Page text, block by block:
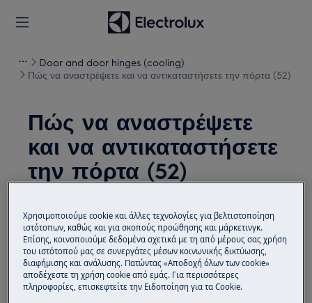
Door and door hinges (cooling)
Πώς να αναστρέψετε και να αντικαταστήσετε την πόρτα (52)
Πώς να αναστρέψετε
και να αντικαταστήσετε
την πόρτα (52)
Πριν από οποιαδήποτε λειτουργία συντήρησης,
απενεργοποιήστε τη συσκευή και αποσυνδέστε το
φις από τηνπρίζα.
Να είστε πάντα προσεκτικοί όταν μετακινείτε
Χρησιμοποιούμε cookie και άλλες τεχνολογίες για βελτιστοποίηση
ιστότοπων, καθώς και για σκοπούς προώθησης και μάρκετινγκ.
Επίσης, κοινοποιούμε δεδομένα σχετικά με τη από μέρους σας χρήση
του ιστότοπού μας σε συνεργάτες μέσων κοινωνικής δικτύωσης,
διαφήμισης και ανάλυσης. Πατώντας «Αποδοχή όλων των cookie»
αποδέχεστε τη χρήση cookie από εμάς. Για περισσότερες
πληροφορίες, επισκεφτείτε την Ειδοποίηση για τα Cookie.